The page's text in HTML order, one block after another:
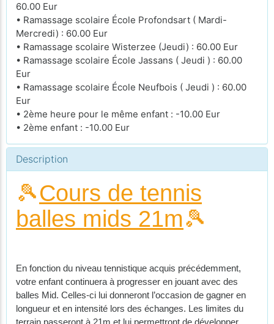
60.00 Eur
• Ramassage scolaire École Profondsart ( Mardi-
Mercredi) : 60.00 Eur
• Ramassage scolaire Wisterzee (Jeudi) : 60.00 Eur
• Ramassage scolaire École Jassans ( Jeudi ) : 60.00
Eur
• Ramassage scolaire École Neufbois ( Jeudi ) : 60.00
Eur
• 2ème heure pour le même enfant : -10.00 Eur
• 2ème enfant : -10.00 Eur
Description
🎾Cours de tennis
balles mids 21m🎾
En fonction du niveau tennistique acquis précédemment,
votre enfant continuera à progresser en jouant avec des
balles Mid. Celles-ci lui donneront l’occasion de gagner en
longueur et en intensité lors des échanges. Les limites du
terrain passeront à 21m et lui permettront de développer